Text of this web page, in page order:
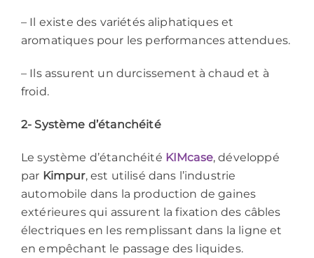
– Il existe des variétés aliphatiques et
aromatiques pour les performances attendues.
– Ils assurent un durcissement à chaud et à
froid.
2- Système d’étanchéité
Le système d’étanchéité KIMcase, développé
par Kimpur, est utilisé dans l’industrie
automobile dans la production de gaines
extérieures qui assurent la fixation des câbles
électriques en les remplissant dans la ligne et
en empêchant le passage des liquides.